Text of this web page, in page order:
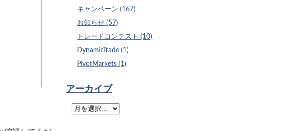
キャンペーン (167)
お知らせ (57)
トレードコンテスト (10)
DynamicTrade (1)
PivotMarkets (1)
アーカイブ